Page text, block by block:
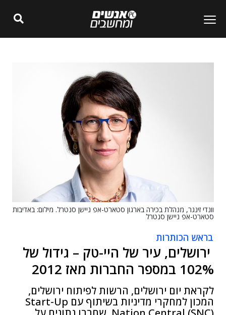
וונדי זינגר, מנהלת בכירה בארגון סטארט-אפ ניישן סנטרל. מילום: באדיבות
סטארט-אפ ניישן סנטרל
בראש הכותרות
ירושלים, עיר של היי-טק – גידול של
102% במספר החברות מאז 2012
לקראת יום ירושלים, הרשות לפיתוח ירושלים,
המכון למחקרי מדיניות בשיתוף עם Start-Up